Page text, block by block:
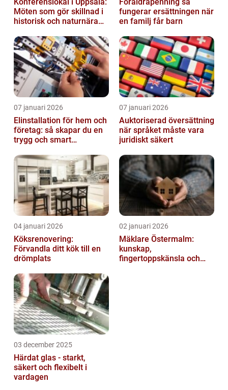
Möten som gör skillnad i
historisk och naturnära
fungerar ersättningen när
en familj får barn
07 januari 2026
Elinstallation för hem och
företag: så skapar du en
trygg och smart
07 januari 2026
Auktoriserad översättning
när språket måste vara
juridiskt säkert
04 januari 2026
Köksrenovering:
Förvandla ditt kök till en
drömplats
02 januari 2026
Mäklare Östermalm:
kunskap,
fingertoppskänsla och
03 december 2025
Härdat glas - starkt,
säkert och flexibelt i
vardagen